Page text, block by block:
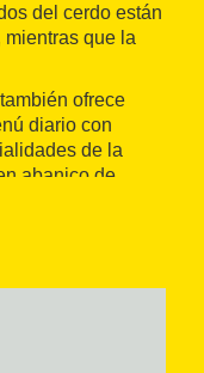
del cerdo están
mientras que la
ofrece
diario con
de la
abanico de
y